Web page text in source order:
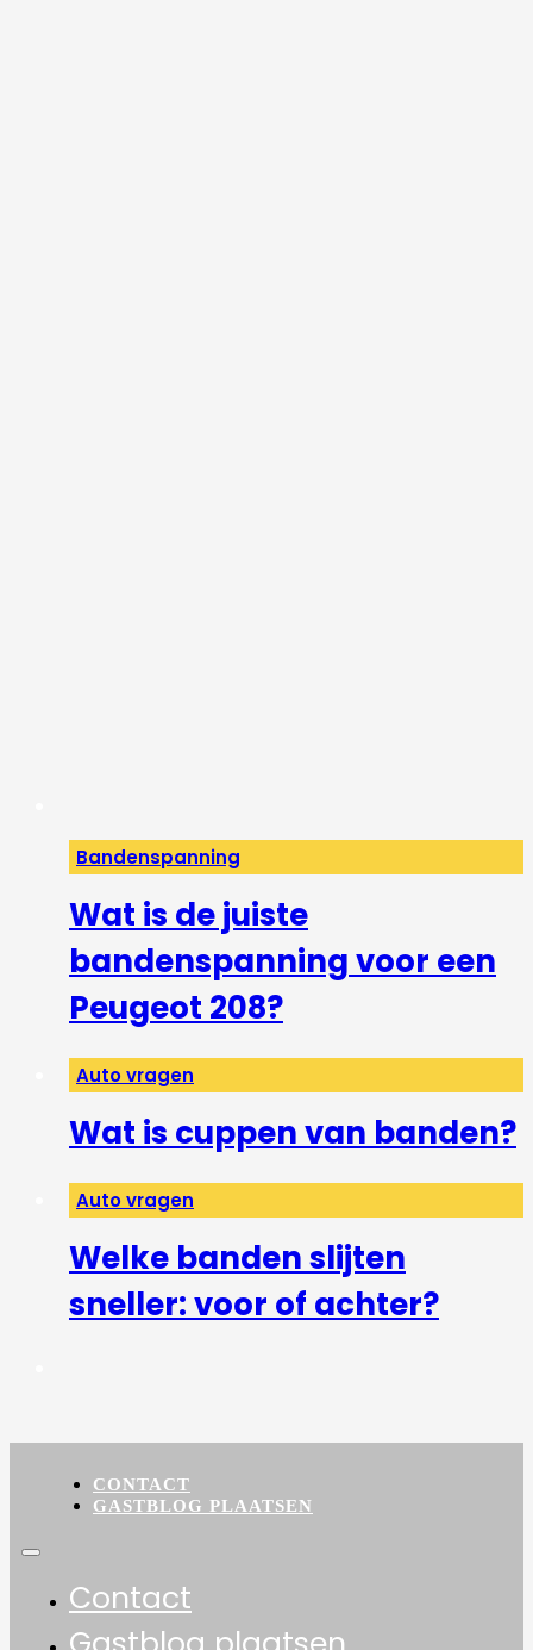
Bandenspanning
Wat is de juiste
bandenspanning voor een
Peugeot 208?
Auto vragen
Wat is cuppen van banden?
Auto vragen
Welke banden slijten
sneller: voor of achter?
CONTACT
GASTBLOG PLAATSEN
Contact